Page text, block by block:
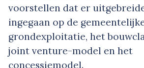
voorstellen dat er
ingegaan op de
grondexploitatie, het
joint venture-model en het
concessiemodel.